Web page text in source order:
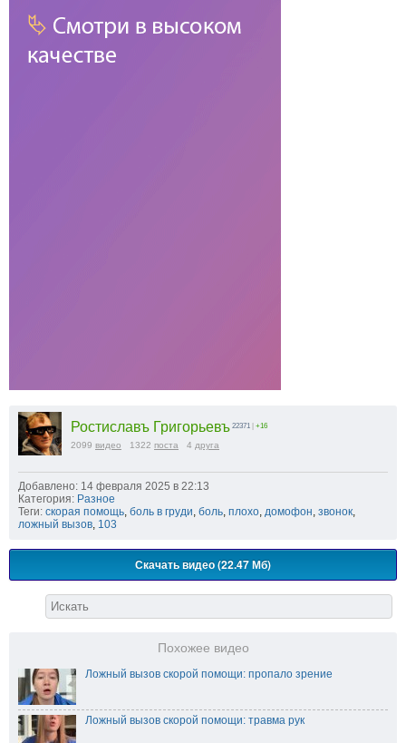
Ростиславъ Григорьевъ 22371 | +16
2099 видео 1322 поста 4 друга
Добавлено: 14 февраля 2025 в 22:13
Категория: Разное
Теги: скорая помощь боль в груди боль плохо домофон звонок
ложный вызов 103
Скачать видео (22.47 Мб)
Похожее видео
Ложный вызов скорой помощи: пропало зрение
Ложный вызов скорой помощи: травма рук